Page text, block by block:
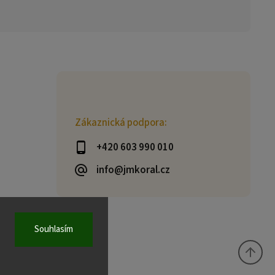
Souhlasím
Zákaznická podpora:
+420 603 990 010
info@jmkoral.cz